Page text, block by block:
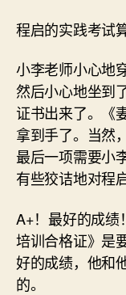
程启的实践考试
小李老师小心地
然后小心地坐到
证书出来了。《
拿到手了。当然
最后一项需要小
有些狡诘地对程
A+！最好的成绩
培训合格证》是
好的成绩，他和
的。